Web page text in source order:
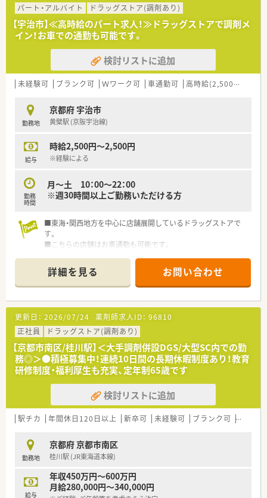
一人ひとりの患者様と向き合える環境です。
■ドラッグストア併設店のため、調剤だけでなくOTC医薬品も含
めたトータルな健康サポートを提供しています。
【募集背景と求める人物像について】
■今後の店舗展開を見据えた増員募集であり、組織のさらなる活
性化とサービス向上を目指すための採用となります。
■地域の患者様に寄り添い、丁寧な服薬指導やOTC販売に積極的
■現在、採用活動が非常に順調に進んでおり、採用枠には限りが
あるためお早めにご検討いただくことをお勧めします。
■ウエルシアグループの一員として安定した基盤を持ちながら、
京都府内に特化した地域密着型の店舗展開をしています。
ており、企業理念である美と健康のサポートを実践しています。
■従業員の意見を大切にする自由な風土が評価されており、中途
入社の方でもすぐに馴染みやすい温かな雰囲気があります。
【求人情報について】
■給与条件は経験や能力に応じて515万円から600万円以上まで
相談可能であり、前職の給与も最大限に考慮されます。
薬剤師手当や管理職手当など諸手当も充実しています。
■退職金制度や従業員持株会などの福利厚生も完備されており、
将来を見据えて長く安定して働きたい方に適しています。
パート・アルバイト
ドラッグストア(調剤あり)
【宇治市】≪高時給のパート求人！≫ドラッグストアで調剤メ
イン！お車での通勤も可能です。
検討リストに追加
未経験可 ブランク可 Ｗワーク可 車通勤可 高時給(2,500円以上)
勤務地
京都府 宇治市
黄檗駅 (京阪宇治線)
給与
時給2,500円～2,500円
※経験による
勤務
時間
月～土 10：00～22：00
※週30時間以上ご勤務いただける方
■東海・関西地方を中心に店舗展開しているドラッグストアで
す。
■こちらの店舗はお車通勤も可能です。
問い合わせください。
詳細を見る お問い合わせ
更新日： 2026/07/24 薬剤師求人ID： 96810
正社員
ドラッグストア(調剤あり)
【京都市南区/桂川駅】＜大手調剤併設DGS/大型SC内での勤
務◎＞●積極募集中！連続10日間の長期休暇制度あり！教育
研修制度・福利厚生も充実、定年制65歳です
検討リストに追加
駅チカ 年間休日120日以上 新卒可 未経験可 ブランク可 高給与
勤務地
京都府 京都市南区
桂川駅 (JR東海道本線)
給与
年収450万円～600万円
月給280,000円～340,000円